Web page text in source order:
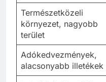
Természetközeli
környezet, nagyobb
terület
Adókedvezmények,
alacsonyabb illetékek